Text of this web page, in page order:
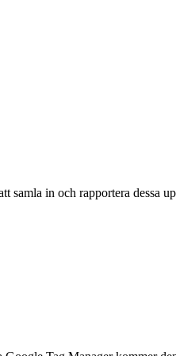
samla in och rapportera dessa